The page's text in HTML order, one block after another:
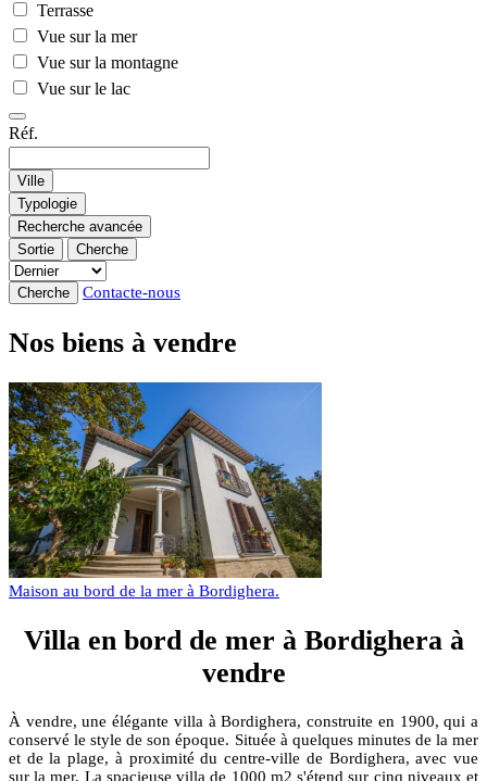
Terrasse
Vue sur la mer
Vue sur la montagne
Vue sur le lac
Réf.
Ville
Typologie
Recherche avancée
Sortie
Cherche
Cherche Contacte-nous
Nos biens à vendre
Maison au bord de la mer à Bordighera.
Villa en bord de mer à Bordighera à
vendre
À vendre, une élégante villa à Bordighera, construite en 1900, qui a
conservé le style de son époque. Située à quelques minutes de la mer
et de la plage, à proximité du centre-ville de Bordighera, avec vue
sur la mer. La spacieuse villa de 1000 m2 s'étend sur cinq niveaux et